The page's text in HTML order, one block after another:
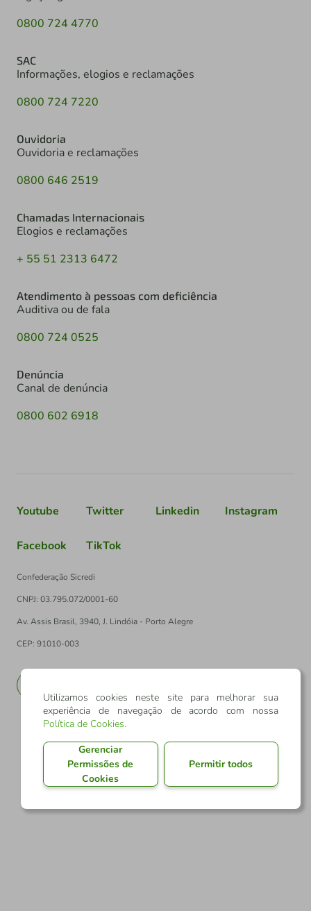
0800 724 4770
SAC
Informações, elogios e reclamações
0800 724 7220
Ouvidoria
Ouvidoria e reclamações
0800 646 2519
Chamadas Internacionais
Elogios e reclamações
+ 55 51 2313 6472
Atendimento à pessoas com deficiência
Auditiva ou de fala
0800 724 0525
Denúncia
Canal de denúncia
0800 602 6918
Youtube Twitter Linkedin Instagram
Facebook TikTok
Confederação Sicredi
CNPJ: 03.795.072/0001-60
Av. Assis Brasil, 3940, J. Lindóia - Porto Alegre
CEP: 91010-003
Utilizamos cookies neste site para melhorar sua
experiência de navegação de acordo com nossa
Política de Cookies.
Gerenciar
Permissões de
Cookies
Permitir todos